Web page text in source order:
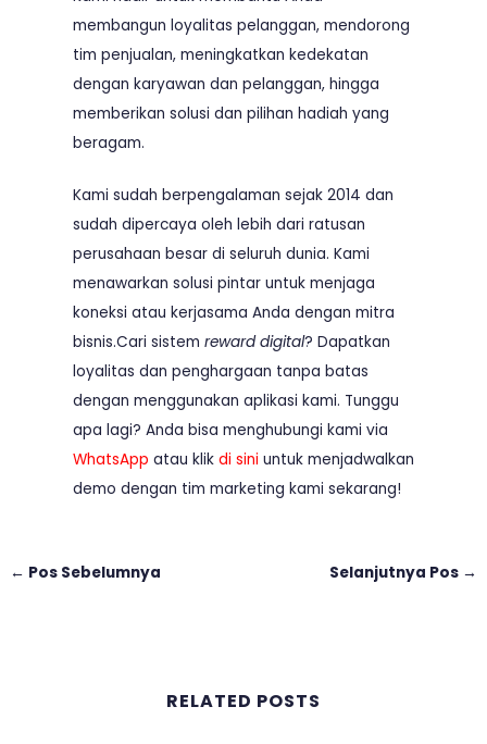
membangun loyalitas pelanggan, mendorong
tim penjualan, meningkatkan kedekatan
dengan karyawan dan pelanggan, hingga
memberikan solusi dan pilihan hadiah yang
beragam.
Kami sudah berpengalaman sejak 2014 dan
sudah dipercaya oleh lebih dari ratusan
perusahaan besar di seluruh dunia. Kami
menawarkan solusi pintar untuk menjaga
koneksi atau kerjasama Anda dengan mitra
bisnis.Cari sistem reward digital? Dapatkan
loyalitas dan penghargaan tanpa batas
dengan menggunakan aplikasi kami. Tunggu
apa lagi? Anda bisa menghubungi kami via
WhatsApp atau klik di sini untuk menjadwalkan
demo dengan tim marketing kami sekarang!
← Pos Sebelumnya Selanjutnya Pos →
RELATED POSTS